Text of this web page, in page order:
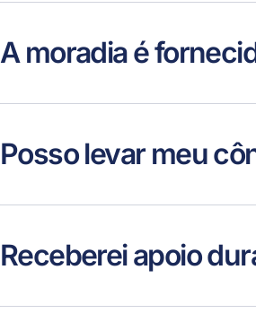
A moradia é
Posso levar meu
Receberei apoio